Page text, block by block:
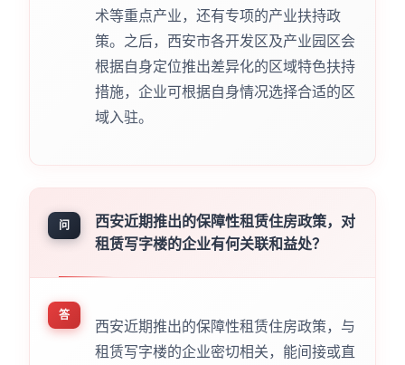
术等重点产业，还有专项的产业扶持政
策。之后，西安市各开发区及产业园区会
根据自身定位推出差异化的区域特色扶持
措施，企业可根据自身情况选择合适的区
域入驻。
问
西安近期推出的保障性租赁住房政策，对
租赁写字楼的企业有何关联和益处？
答
西安近期推出的保障性租赁住房政策，与
租赁写字楼的企业密切相关，能间接或直